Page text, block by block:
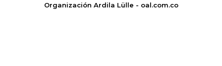
Organización Ardila Lülle - oal.com.co